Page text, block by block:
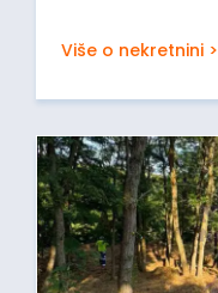
Više o nekretnini >